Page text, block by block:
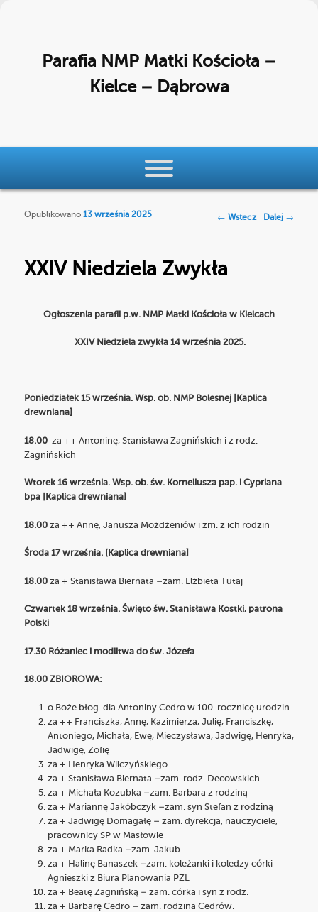
Parafia NMP Matki Kościoła –
Kielce – Dąbrowa
Nawigacja po
← Wstecz Dalej →
XXIV Niedziela Zwykła
Opublikowano13 września 2025
Ogłoszenia parafii p.w. NMP Matki Kościoła w Kielcach
XXIV Niedziela zwykła 14 września 2025.
Poniedziałek 15 września. Wsp. ob. NMP Bolesnej [Kaplica
drewniana]
18.00 za ++ Antoninę, Stanisława Zagnińskich i z rodz.
Zagnińskich
Wtorek 16 września. Wsp. ob. św. Korneliusza pap. i Cypriana
bpa [Kaplica drewniana]
18.00za ++ Annę, Janusza Możdżeniów i zm. z ich rodzin
Środa 17 września. [Kaplica drewniana]
18.00za + Stanisława Biernata –zam. Elżbieta Tutaj
Czwartek 18 września. Święto św. Stanisława Kostki, patrona
Polski
17.30 Różaniec i modlitwa do św. Józefa
18.00 ZBIOROWA:
o Boże błog. dla Antoniny Cedro w 100. rocznicę urodzin
za ++ Franciszka, Annę, Kazimierza, Julię, Franciszkę,
Antoniego, Michała, Ewę, Mieczysława, Jadwigę, Henryka,
Jadwigę, Zofię
za + Henryka Wilczyńskiego
za + Stanisława Biernata –zam. rodz. Decowskich
za + Michała Kozubka –zam. Barbara z rodziną
za + Mariannę Jakóbczyk –zam. syn Stefan z rodziną
za + Jadwigę Domagałę – zam. dyrekcja, nauczyciele,
pracownicy SP w Masłowie
za + Marka Radka –zam. Jakub
za + Halinę Banaszek –zam. koleżanki i koledzy córki
Agnieszki z Biura Planowania PZL
za + Beatę Zagnińską – zam. córka i syn z rodz.
za + Barbarę Cedro – zam. rodzina Cedrów.